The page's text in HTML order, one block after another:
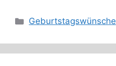
Categories
Geburtstagswünsche